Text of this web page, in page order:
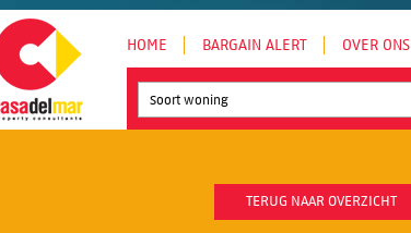
HOME BARGAIN ALERT OVER ONS
Soort woning
TERUG NAAR OVERZICHT